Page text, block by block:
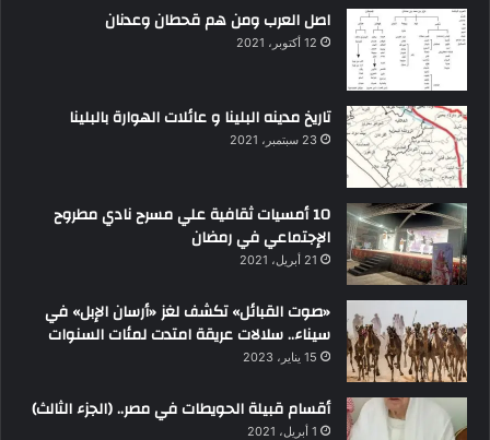
اصل العرب ومن هم قحطان وعدنان
12 أكتوبر، 2021
تاريخ مدينه البلينا و عائلات الهوارة بالبلينا
23 سبتمبر، 2021
10 أمسيات ثقافية علي مسرح نادي مطروح
الإجتماعي في رمضان
21 أبريل، 2021
«صوت القبائل» تكشف لغز «أرسان الإبل» في
سيناء.. سلالات عريقة امتدت لمئات السنوات
15 يناير، 2023
أقسام قبيلة الحويطات في مصر.. (الجزء الثالث)
1 أبريل، 2021